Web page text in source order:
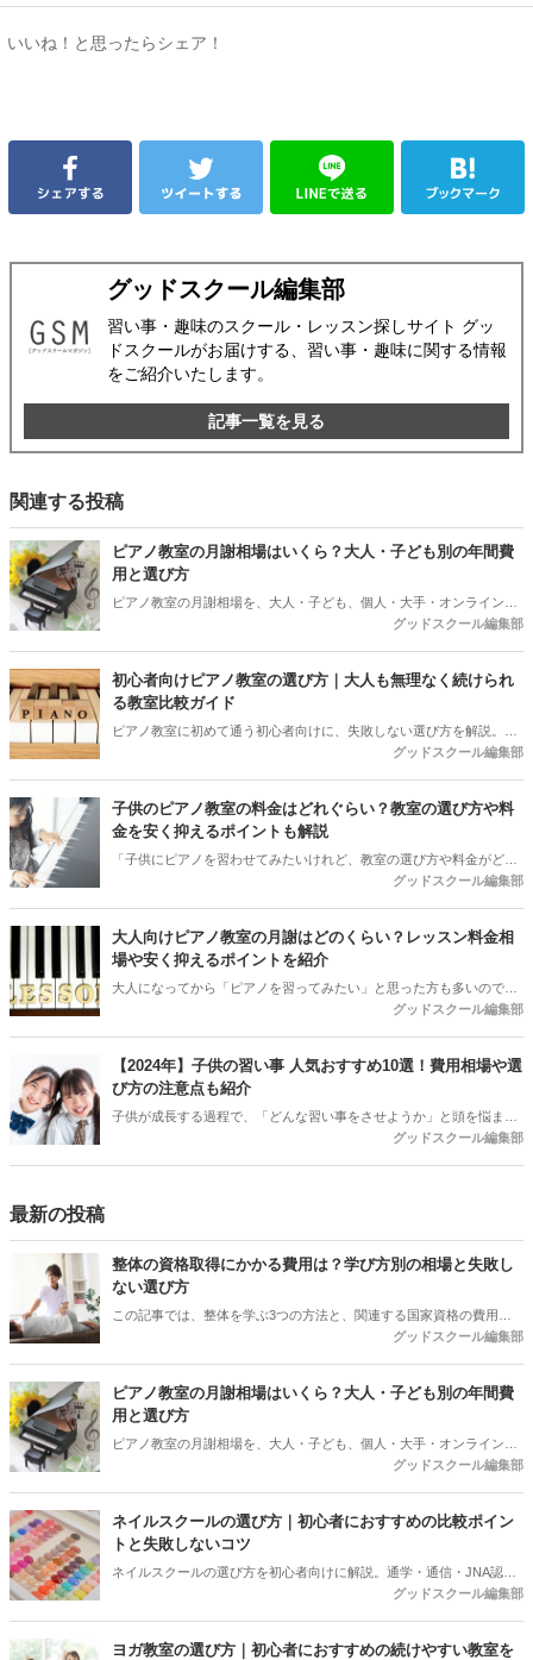
いいね！と思ったらシェア！
グッドスクール編集部
習い事・趣味のスクール・レッスン探しサイト グッ
ドスクールがお届けする、習い事・趣味に関する情報
をご紹介いたします。
記事一覧を見る
関連する投稿
ピアノ教室の月謝相場はいくら？大人・子ども別の年間費
用と選び方
ピアノ教室の月謝相場を、大人・子ども、個人・大手・オンラインで
比較。30分換算の料金、入会金・施設費・発表会費を含む初年度総
グッドスクール編集部
初心者向けピアノ教室の選び方｜大人も無理なく続けられ
る教室比較ガイド
ピアノ教室に初めて通う初心者向けに、失敗しない選び方を解説。大
手・個人教室の違い、料金相場、先生との相性、体験レッスンで確認
グッドスクール編集部
子供のピアノ教室の料金はどれぐらい？教室の選び方や料
金を安く抑えるポイントも解説
「子供にピアノを習わせてみたいけれど、教室の選び方や料金がどの
ぐらいかかるのかわからない」というお悩みをお持ちの方も多いので
の可能性を広げる素晴らしい選択肢です。その中でも、ピアノは楽器
の基礎を学びながら感性や集中力を育むことができる人気の習い事の
一つです。この記事では、初めてお子様向けのピアノ教室を探す方に
向けて、子供向けピアノ教室の料金相場や教室を選ぶ際に注目すべき
グッドスクール編集部
大人向けピアノ教室の月謝はどのくらい？レッスン料金相
場や安く抑えるポイントを紹介
大人になってから「ピアノを習ってみたい」と思った方も多いのでは
ないでしょうか。ピアノは子どもから大人まで楽しめる楽器で、特に
として、あるいは仕事や日常のストレス解消を目的に、ピアノを始め
る方が増えています。しかし、ピアノ教室に通うにあたって、どのく
らいのレッスン料がかかるのか、また月謝以外に発生する料金などに
ついて気になるところです。本記事では、これからピアノ教室に通お
うと検討している方に向けて、ピアノ教室の月謝の相場やその内訳に
ついて解説します。
グッドスクール編集部
【2024年】子供の習い事 人気おすすめ10選！費用相場や選
び方の注意点も紹介
子供が成長する過程で、「どんな習い事をさせようか」と頭を悩ませ
る親御さんは多いでしょう。子供たちは習い事を通じて新しいことを
解説します。
グッドスクール編集部
最新の投稿
整体の資格取得にかかる費用は？学び方別の相場と失敗し
ない選び方
この記事では、整体を学ぶ3つの方法と、関連する国家資格の費用を
整理。受講料以外にかかるお金や契約前に聞いておきたい質問、目的
グッドスクール編集部
ピアノ教室の月謝相場はいくら？大人・子ども別の年間費
用と選び方
ピアノ教室の月謝相場を、大人・子ども、個人・大手・オンラインで
比較。30分換算の料金、入会金・施設費・発表会費を含む初年度総
グッドスクール編集部
ネイルスクールの選び方｜初心者におすすめの比較ポイン
トと失敗しないコツ
ネイルスクールの選び方を初心者向けに解説。通学・通信・JNA認定
校の違い、目的別の選び方、料金相場、教育訓練給付金、体験で確認
グッドスクール編集部
ヨガ教室の選び方｜初心者におすすめの続けやすい教室を